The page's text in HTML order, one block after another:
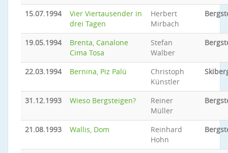
15.07.1994
Vier Viertausender in
drei Tagen
Herbert
Mirbach
19.05.1994
Brenta, Canalone
Cima Tosa
Stefan
Walber
22.03.1994 Bernina, Piz Palü
Christoph
Künstler
31.12.1993 Wieso Bergsteigen?
Reiner
Müller
21.08.1993 Wallis, Dom
Reinhard
Hohn